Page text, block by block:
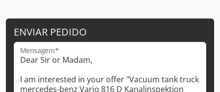
ENVIAR PEDIDO
Mensagem*